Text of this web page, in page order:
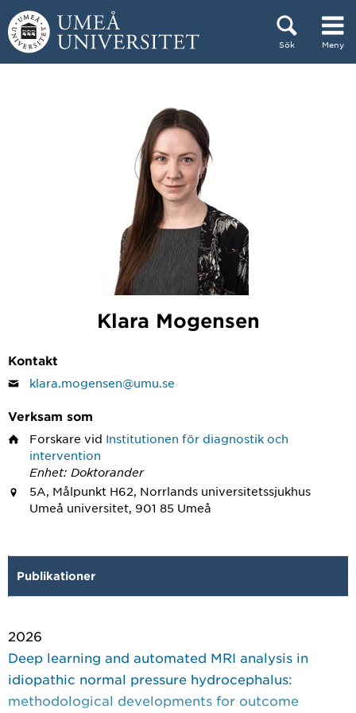
Hoppa direkt till innehållet
Sök Meny
Klara Mogensen
Kontakt
klara.mogensen@umu.se
Verksam som
Forskare vid Institutionen för diagnostik och
intervention
Enhet: Doktorander
5A, Målpunkt H62, Norrlands universitetssjukhus
Umeå universitet, 901 85 Umeå
Publikationer
2026
Deep learning and automated MRI analysis in
idiopathic normal pressure hydrocephalus:
methodological developments for outcome